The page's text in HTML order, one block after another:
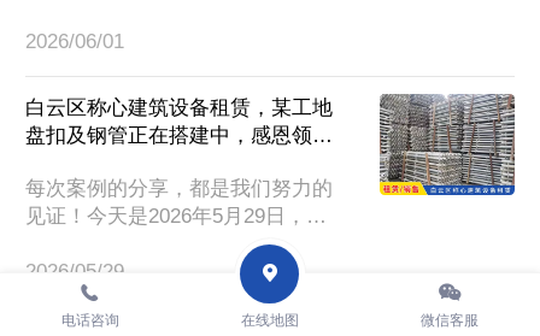
为作业人员提供更稳妥的操作条
从事各型号盘扣（60系桥梁盘扣、
（平面模板）、快拆架、工字钢、
双槽钢托梁、可调丝杆（顶托、底
托）等建筑物资的租赁服务。欢迎
大家咨询合作！
2026/06/01
白云区称心建筑设备租赁，某工地
盘扣及钢管正在搭建中，感恩领导
每次案例的分享，都是我们努力的
见证！今天是2026年5月29日，星
期五，白云区称心建筑设备租赁，
某工地盘扣及钢管正在搭建中，感
恩领导们的信任与支持！
2026/05/29
电话咨询 在线地图 微信客服